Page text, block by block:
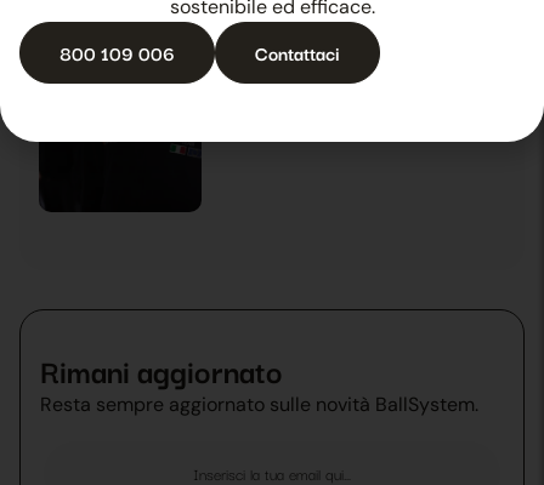
L’esperienza che fa crescere
Rimani aggiornato
Resta sempre aggiornato sulle novità BallSystem.
sostenibile ed efficace.
800 109 006 Contattaci